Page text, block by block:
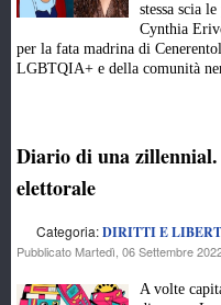
stessa scia
Cynthia
per la fata madrina di
LGBTQIA+ e della comunità
Diario di una
elettorale
Categoria:DIRITTI E
Pubblicato Martedì, 06 Settembre
A volte